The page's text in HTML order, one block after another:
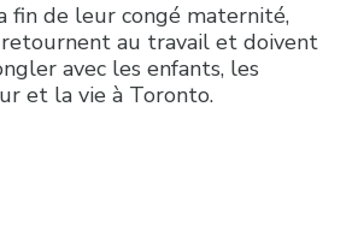
fin de leur congé maternité,
au travail et doivent
avec les enfants, les
et la vie à Toronto.